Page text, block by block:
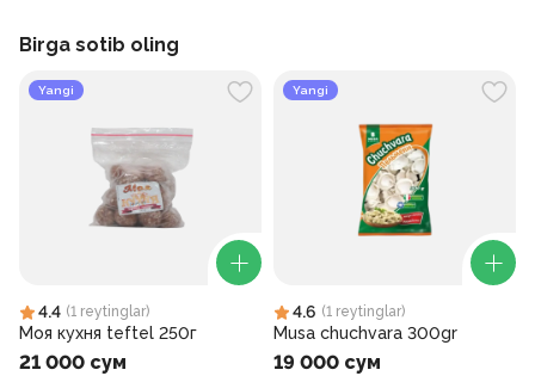
Birga sotib oling
Yangi
4.4 (1 reytinglar)
Моя кухня teftel 250г
21 000 сум
Yangi
4.6 (1 reytinglar)
Musa chuchvara 300gr
19 000 сум